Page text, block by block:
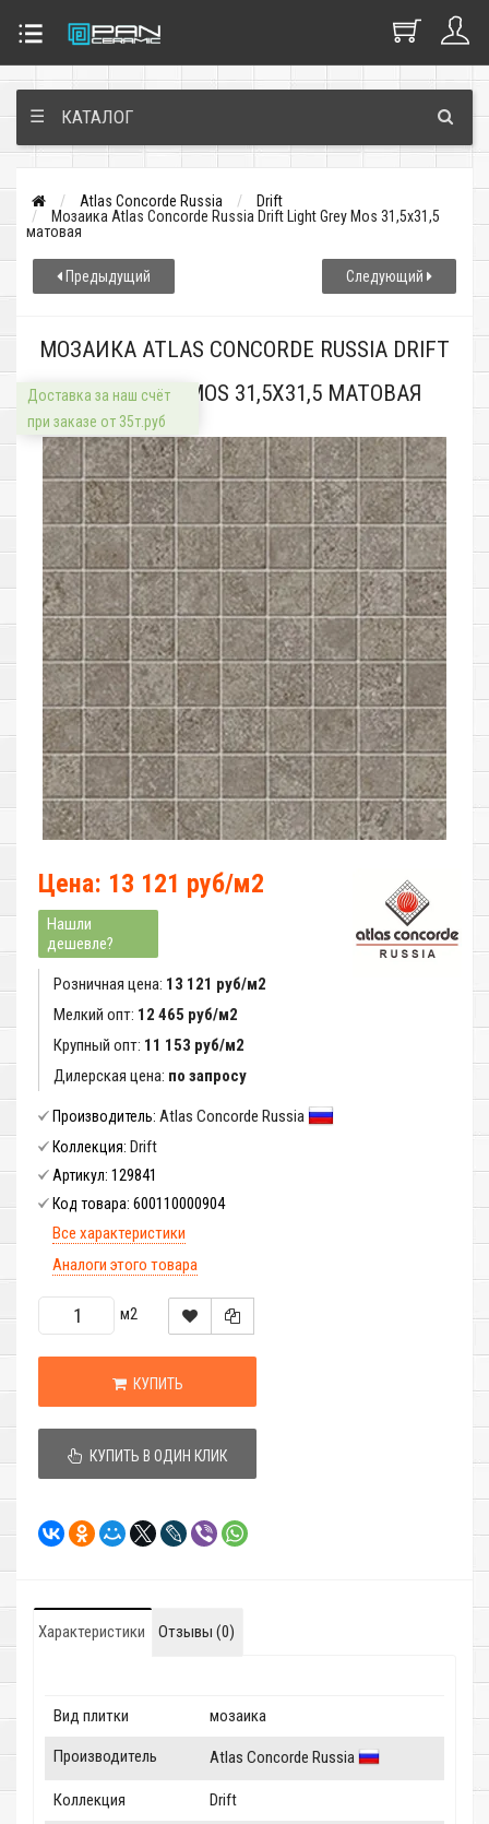
☰ КАТАЛОГ
Atlas Concorde Russia
Drift
Мозаика Atlas Concorde Russia Drift Light Grey Mos 31,5x31,5
матовая
Предыдущий Следующий
МОЗАИКА ATLAS CONCORDE RUSSIA DRIFT
LIGHT GREY MOS 31,5X31,5 МАТОВАЯ
Доставка за наш счёт
при заказе от 35т.руб
Цена: 13 121 руб/м2
Нашли
дешевле?
Розничная цена: 13 121 руб/м2
Мелкий опт: 12 465 руб/м2
Крупный опт: 11 153 руб/м2
Дилерская цена: по запросу
Производитель: Atlas Concorde Russia
Коллекция: Drift
Артикул: 129841
Код товара: 600110000904
Все характеристики
Аналоги этого товара
м2
КУПИТЬ
КУПИТЬ В ОДИН КЛИК
Характеристики Отзывы (0)
Вид плитки мозаика
Производитель Atlas Concorde Russia
Коллекция Drift